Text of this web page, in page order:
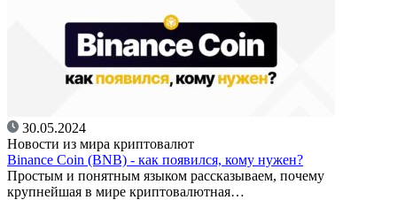
30.05.2024
Новости из мира криптовалют
Binance Coin (BNB) - как появился, кому нужен?
Простым и понятным языком рассказываем, почему
крупнейшая в мире криптовалютная…